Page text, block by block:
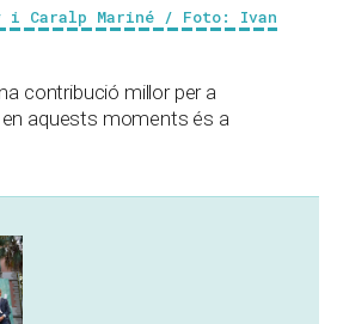
i Caralp Mariné / Foto: Ivan
contribució millor per a
en aquests moments és a